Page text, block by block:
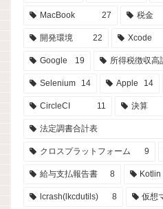
MacBook 27 税金
開発環境 22 Xcode
Google 19 所得税徴収高
Selenium 14 Apple 14
CircleCI 11 決算
法定調書合計表
クロスプラットフォーム 9
給与支払報告書 8 Kotlin
lcrash(lkcdutils) 8 仮想